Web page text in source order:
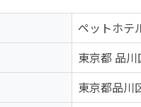
ペットホテ
東京都 品川
東京都品川